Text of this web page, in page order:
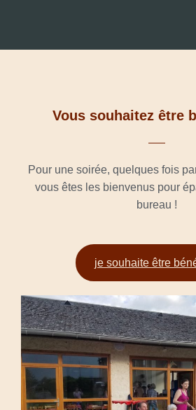
Vous souhaitez être
Pour une soirée, quelques fois
vous êtes les bienvenus pour
bureau !
je souhaite être